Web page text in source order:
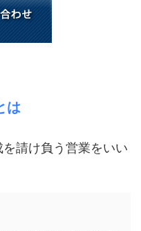
は
請け負う営業をいい